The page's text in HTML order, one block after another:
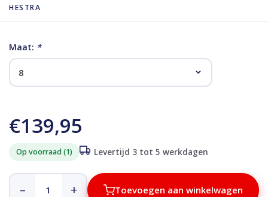
HESTRA
Maat: *
€139,95
Op voorraad (1) Levertijd 3 tot 5 werkdagen
– + Toevoegen aan winkelwagen